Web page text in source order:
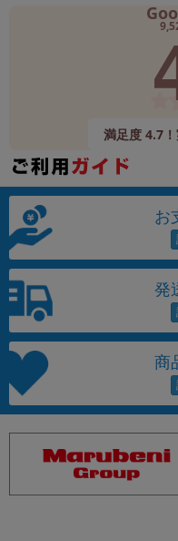
満足度 4.7
お
発
商